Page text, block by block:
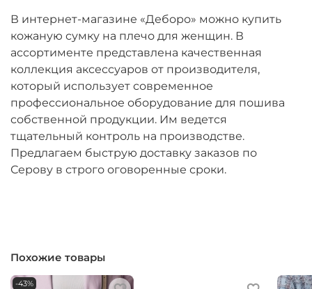
В интернет-магазине «Деборо» можно купить
кожаную сумку на плечо для женщин. В
ассортименте представлена качественная
коллекция аксессуаров от производителя,
который использует современное
профессиональное оборудование для пошива
собственной продукции. Им ведется
тщательный контроль на производстве.
Предлагаем быструю доставку заказов по
Серову в строго оговоренные сроки.
Похожие товары
-43%